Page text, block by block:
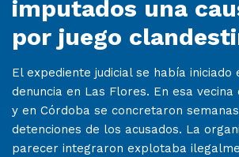
imputados una
por juego
El expediente judicial se había iniciado
denuncia en Las Flores. En esa vecina
y en Córdoba se concretaron
detenciones de los acusados. La
parecer integraron explotaba